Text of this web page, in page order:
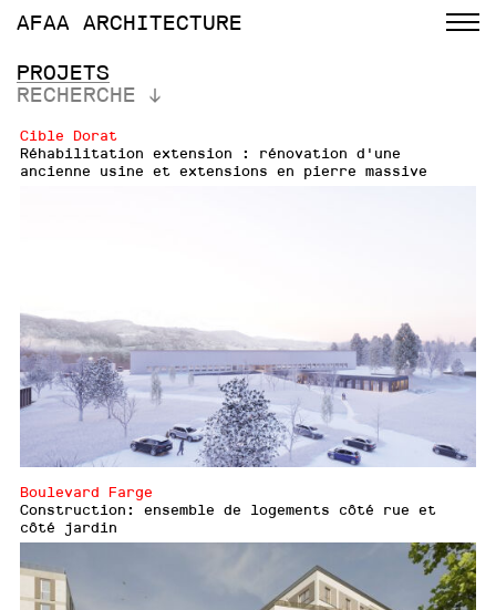
AFAA ARCHITECTURE
PROJETS
RECHERCHE
Cible Dorat
Réhabilitation extension : rénovation d'une
ancienne usine et extensions en pierre massive
Boulevard Farge
Construction: ensemble de logements côté rue et
côté jardin